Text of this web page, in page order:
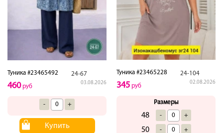
Туника #23465492 24-67
03.08.2026
460руб
- +
Купить
Туника #23465228 24-104
02.08.2026
345 руб
Размеры
48 - +
50 - +